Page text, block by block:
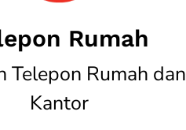
Rumah
Telepon Rumah dan
Kantor